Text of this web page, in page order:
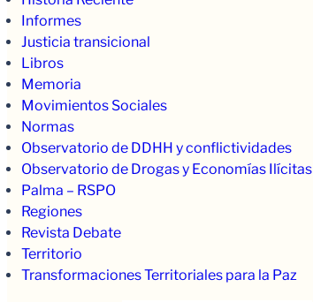
Informes
Justicia transicional
Libros
Memoria
Movimientos Sociales
Normas
Observatorio de DDHH y conflictividades
Observatorio de Drogas y Economías Ilícitas
Palma – RSPO
Regiones
Revista Debate
Territorio
Transformaciones Territoriales para la Paz